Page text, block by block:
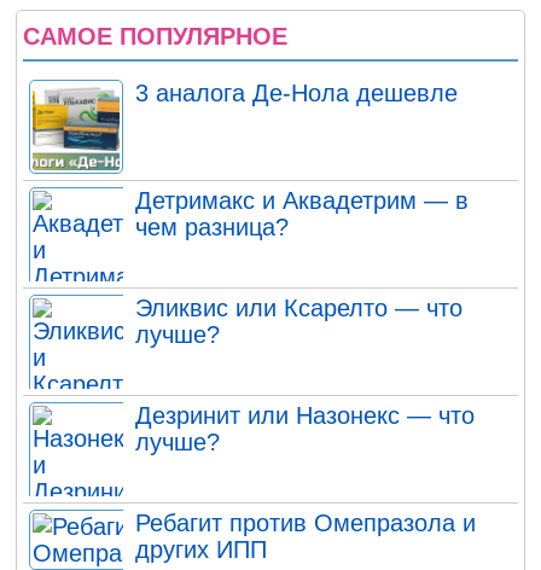
САМОЕ ПОПУЛЯРНОЕ
3 аналога Де-Нола дешевле
Детримакс и Аквадетрим — в
чем разница?
Эликвис или Ксарелто — что
лучше?
Дезринит или Назонекс — что
лучше?
Ребагит против Омепразола и
других ИПП